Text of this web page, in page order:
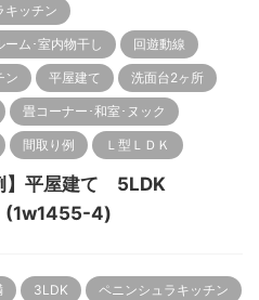
キッチン
ーム･室内物干し 回遊動線
ン 平屋建て 洗面台2ヶ所
畳コーナー･和室･ヌック
間取り例 Ｌ型ＬＤＫ
】平屋建て 5LDK
4)
3LDK ペニンシュラキッチン